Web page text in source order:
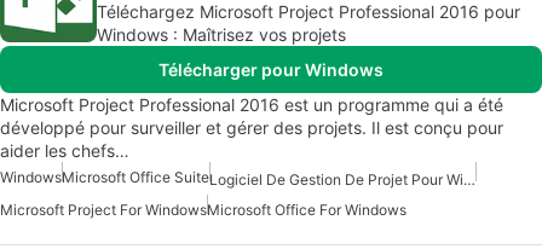
Téléchargez Microsoft Project Professional 2016 pour
Windows : Maîtrisez vos projets
Télécharger pour Windows
Microsoft Project Professional 2016 est un programme qui a été
développé pour surveiller et gérer des projets. Il est conçu pour
aider les chefs…
WindowsMicrosoft Office Suite
Logiciel De Gestion De Projet Pour Windows 10
Microsoft Project For WindowsMicrosoft Office For Windows